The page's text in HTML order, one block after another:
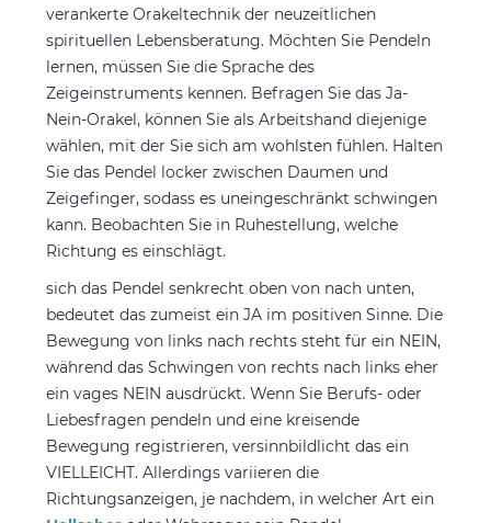
verankerte Orakeltechnik der neuzeitlichen
spirituellen Lebensberatung. Möchten Sie Pendeln
lernen, müssen Sie die Sprache des
Zeigeinstruments kennen. Befragen Sie das Ja-
Nein-Orakel, können Sie als Arbeitshand diejenige
wählen, mit der Sie sich am wohlsten fühlen. Halten
Sie das Pendel locker zwischen Daumen und
Zeigefinger, sodass es uneingeschränkt schwingen
kann. Beobachten Sie in Ruhestellung, welche
Richtung es einschlägt.
sich das Pendel senkrecht oben von nach unten,
bedeutet das zumeist ein JA im positiven Sinne. Die
Bewegung von links nach rechts steht für ein NEIN,
während das Schwingen von rechts nach links eher
ein vages NEIN ausdrückt. Wenn Sie Berufs- oder
Liebesfragen pendeln und eine kreisende
Bewegung registrieren, versinnbildlicht das ein
VIELLEICHT. Allerdings variieren die
Richtungsanzeigen, je nachdem, in welcher Art ein